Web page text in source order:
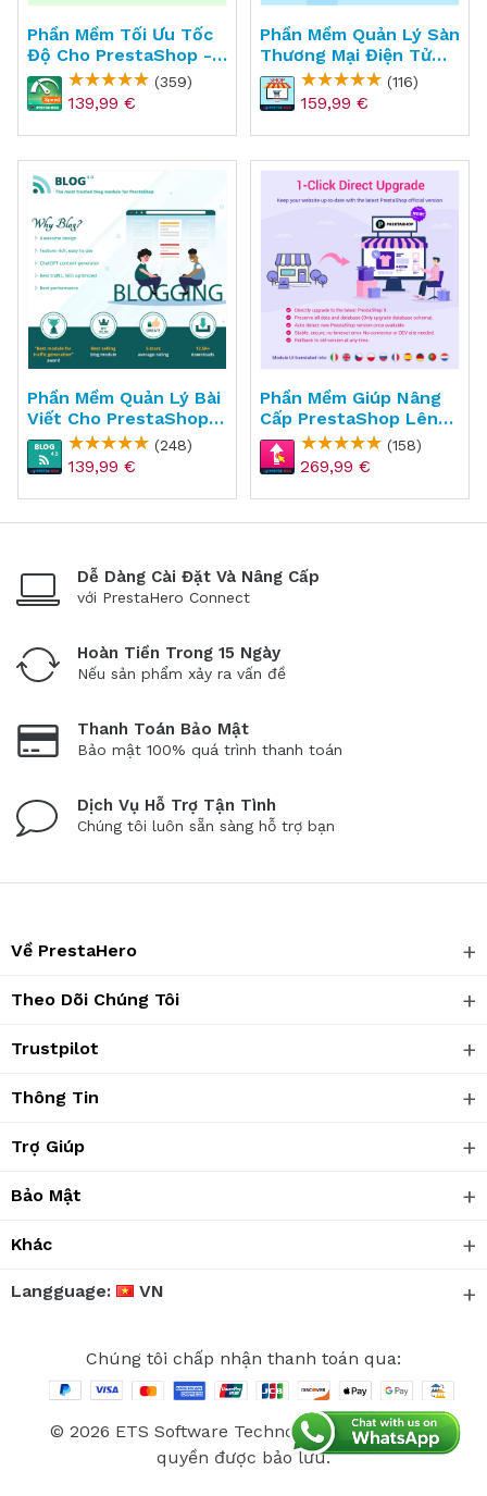
Phần Mềm Tối Ưu Tốc
Độ Cho PrestaShop -
Super Speed
(359)
139,99 €
Phần Mềm Quản Lý Sàn
Thương Mại Điện Tử
Cho PrestaShop -
Marketplace Builder
(116)
159,99 €
Phần Mềm Quản Lý Bài
Viết Cho PrestaShop -
BLOG
(248)
139,99 €
Phần Mềm Giúp Nâng
Cấp PrestaShop Lên
Phiên Bản Mới Nhất -
Direct Upgrade
(158)
269,99 €
Dễ Dàng Cài Đặt Và Nâng Cấp
với PrestaHero Connect
Hoàn Tiền Trong 15 Ngày
Nếu sản phẩm xảy ra vấn đề
Thanh Toán Bảo Mật
Bảo mật 100% quá trình thanh toán
Dịch Vụ Hỗ Trợ Tận Tình
Chúng tôi luôn sẵn sàng hỗ trợ bạn
Về PrestaHero
Theo Dõi Chúng Tôi
Trustpilot
Thông Tin
Trợ Giúp
Bảo Mật
Khác
Langguage: VN
Chúng tôi chấp nhận thanh toán qua:
© 2026 ETS Software Technology Co., Ltd. Mọi
quyền được bảo lưu.